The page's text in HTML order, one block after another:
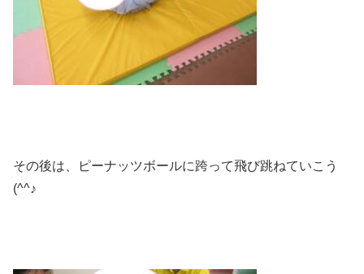
その後は、ピーナッツボールに跨って飛び跳ねていこう
(^^♪